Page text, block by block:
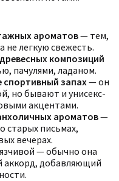
ароматов— тем,
не легкую свежесть.
композиций
пачулями, ладаном.
запах— он
но бывают и унисекс-
акцентами.
ароматов—
старых письмах,
вечерах.
— обычно она
добавляющий